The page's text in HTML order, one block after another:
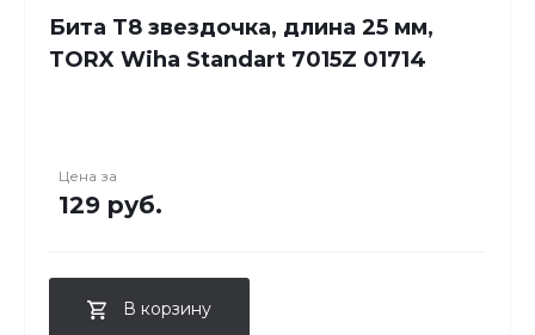
Бита T8 звездочка, длина 25 мм,
TORX Wiha Standart 7015Z 01714
Цена за
129 руб.
В корзину